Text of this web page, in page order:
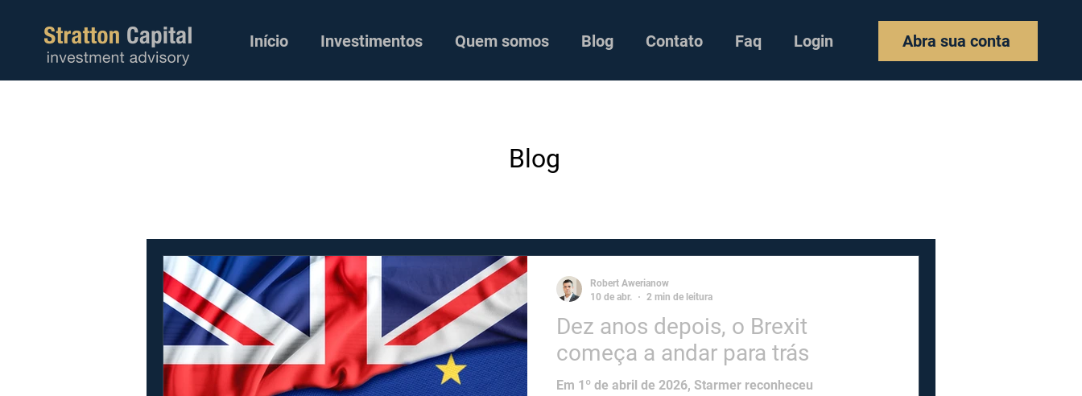
Início Investimentos Quem somos Blog Contato Faq Login Abra sua conta
Blog
Dez anos depois, o Brexit
começa a andar para trás
Em 1º de abril de 2026, Starmer reconheceu
Robert Awerianow
10 de abr.
2 min de leitura